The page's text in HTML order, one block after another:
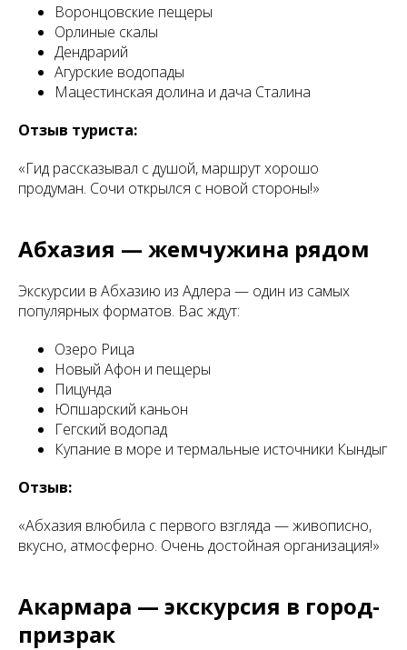
Воронцовские пещеры
Орлиные скалы
Дендрарий
Агурские водопады
Мацестинская долина и дача Сталина
Отзыв туриста:
«Гид рассказывал с душой, маршрут хорошо
продуман. Сочи открылся с новой стороны!»
Абхазия — жемчужина рядом
Экскурсии в Абхазию из Адлера — один из самых
популярных форматов. Вас ждут:
Озеро Рица
Новый Афон и пещеры
Пицунда
Юпшарский каньон
Гегский водопад
Купание в море и термальные источники Кындыг
Отзыв:
«Абхазия влюбила с первого взгляда — живописно,
вкусно, атмосферно. Очень достойная организация!»
Акармара — экскурсия в город-
призрак